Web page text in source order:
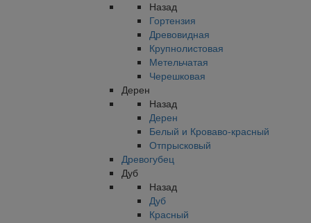
Назад
Гортензия
Древовидная
Крупнолистовая
Метельчатая
Черешковая
Дерен
Назад
Дерен
Белый и Кроваво-красный
Отпрысковый
Древогубец
Дуб
Назад
Дуб
Красный